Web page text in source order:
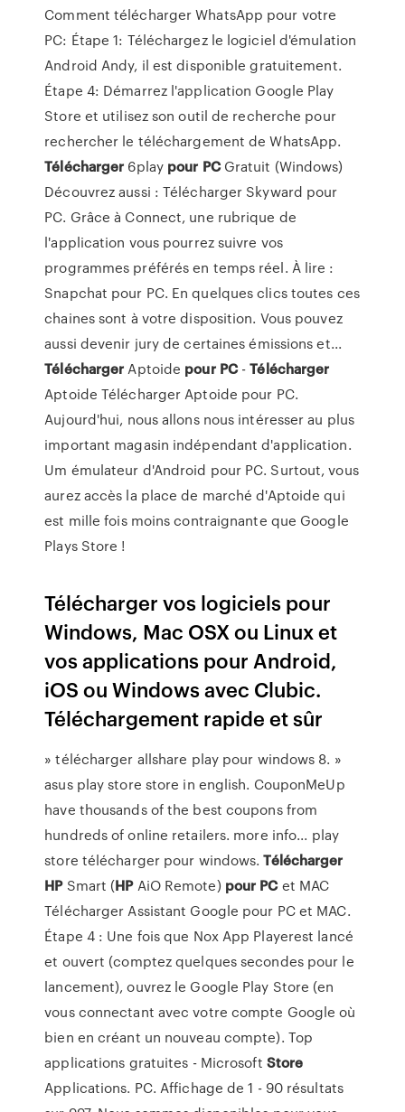
Comment télécharger WhatsApp pour votre
PC: Étape 1: Téléchargez le logiciel d'émulation
Android Andy, il est disponible gratuitement.
Étape 4: Démarrez l'application Google Play
Store et utilisez son outil de recherche pour
rechercher le téléchargement de WhatsApp.
Télécharger 6play pour PCGratuit (Windows)
Découvrez aussi : Télécharger Skyward pour
PC. Grâce à Connect, une rubrique de
l'application vous pourrez suivre vos
programmes préférés en temps réel. À lire :
Snapchat pour PC. En quelques clics toutes ces
chaines sont à votre disposition. Vous pouvez
aussi devenir jury de certaines émissions et...
TéléchargerAptoide pour PC-Télécharger
Aptoide Télécharger Aptoide pour PC.
Aujourd'hui, nous allons nous intéresser au plus
important magasin indépendant d'application.
Um émulateur d'Android pour PC. Surtout, vous
aurez accès la place de marché d'Aptoide qui
est mille fois moins contraignante que Google
Plays Store !
Télécharger vos logiciels pour
Windows, Mac OSX ou Linux et
vos applications pour Android,
iOS ou Windows avec Clubic.
Téléchargement rapide et sûr
» télécharger allshare play pour windows 8. »
asus play store store in english. CouponMeUp
have thousands of the best coupons from
hundreds of online retailers. more info... play
store télécharger pour windows.Télécharger
HPSmart (HPAiO Remote) pour PCet MAC
Télécharger Assistant Google pour PC et MAC.
Étape 4 : Une fois que Nox App Playerest lancé
et ouvert (comptez quelques secondes pour le
lancement), ouvrez le Google Play Store (en
vous connectant avec votre compte Google où
bien en créant un nouveau compte). Top
applications gratuites - Microsoft Store
Applications. PC. Affichage de 1 - 90 résultats